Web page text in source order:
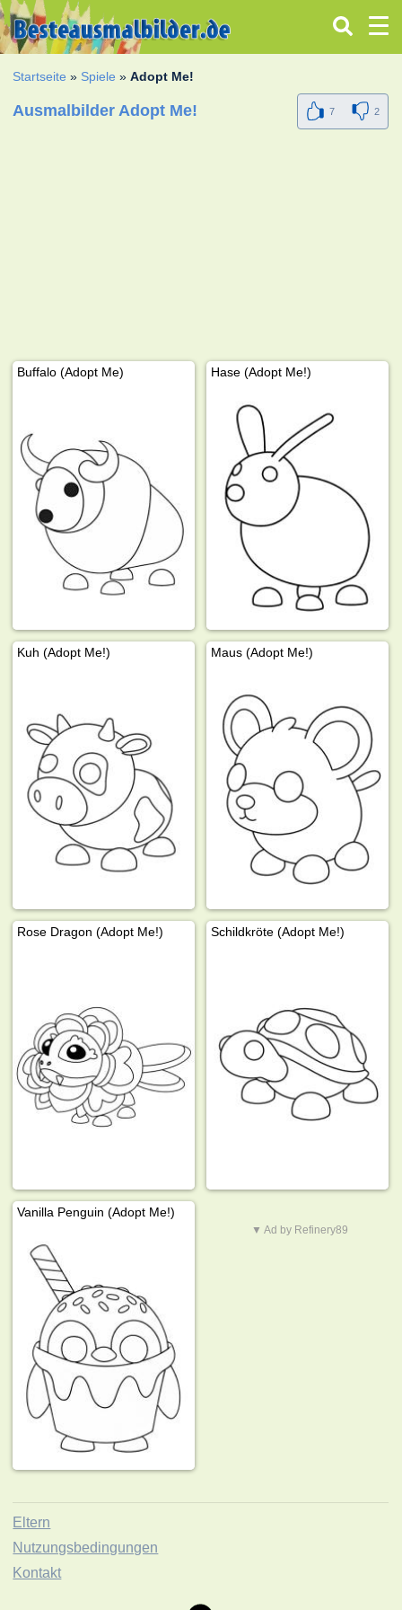
Startseite » Spiele »Adopt Me!
Ausmalbilder Adopt Me! 7 2
Buffalo (Adopt Me) Hase (Adopt Me!)
Kuh (Adopt Me!) Maus (Adopt Me!)
Rose Dragon (Adopt Me!) Schildkröte (Adopt Me!)
Vanilla Penguin (Adopt Me!)
▼ Ad by Refinery89
Eltern
Nutzungsbedingungen
Kontakt